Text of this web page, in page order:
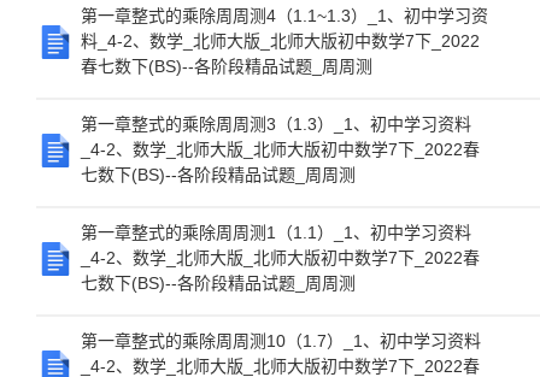
第一章整式的乘除周周测4（1.1~1.3）_1、初中学习资
料_4-2、数学_北师大版_北师大版初中数学7下_2022
春七数下(BS)--各阶段精品试题_周周测
第一章整式的乘除周周测3（1.3）_1、初中学习资料
_4-2、数学_北师大版_北师大版初中数学7下_2022春
七数下(BS)--各阶段精品试题_周周测
第一章整式的乘除周周测1（1.1）_1、初中学习资料
_4-2、数学_北师大版_北师大版初中数学7下_2022春
七数下(BS)--各阶段精品试题_周周测
第一章整式的乘除周周测10（1.7）_1、初中学习资料
_4-2、数学_北师大版_北师大版初中数学7下_2022春